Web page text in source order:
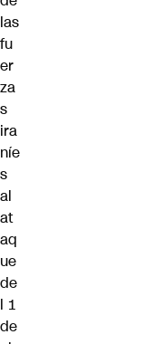
las
fu
er
za
s
ira
níe
s
al
at
aq
ue
de
l 1
de